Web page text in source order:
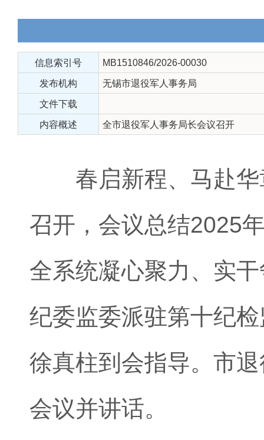
信息索引号 MB1510846/2026-00030
发布机构 无锡市退役军人事务局
文件下载
内容概述 全市退役军人事务局长会议召开
春启新程、马赴华
召开，会议总结2025
全系统凝心聚力、实
纪委监委派驻第十纪
徐真柱到会指导。市
会议并讲话。